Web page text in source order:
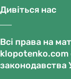
Дивіться нас
Всі права на
klopotenko.com
законодавства